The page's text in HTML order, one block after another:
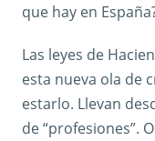
que hay en
Las leyes de
esta nueva ola de
estarlo. Llevan
de “profesiones”.